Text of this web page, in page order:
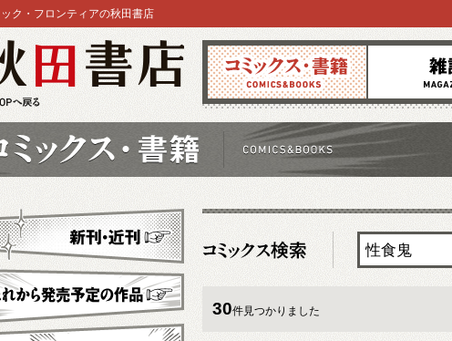
コミックス 雑誌
ク・フロンティアの秋田書店
30件見つかりました
近刊
ら発売予定